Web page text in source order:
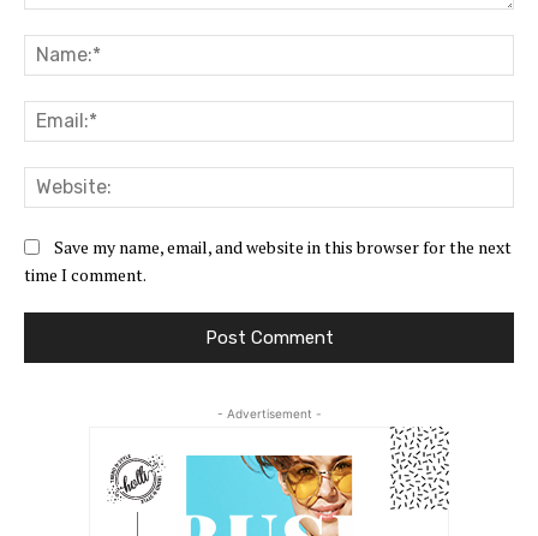
Save my name, email, and website in this browser for the next
time I comment.
- Advertisement -